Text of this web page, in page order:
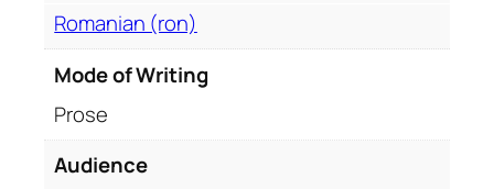
0
Romanian (ron)
Mode of Writing
Prose
Audience